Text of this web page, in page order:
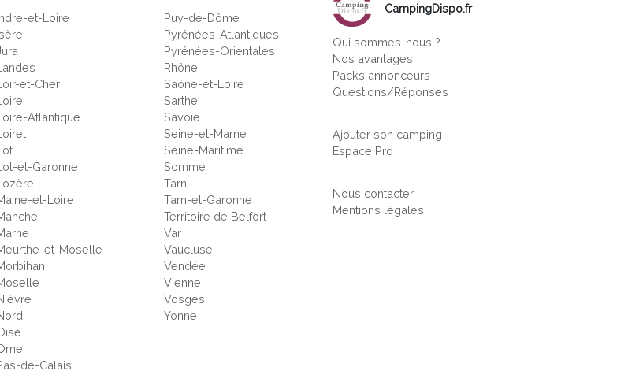
et-Loire
Jura
et-Cher
Atlantique
et-Garonne
et-Loire
et-Moselle
de-Calais
Puy-de-Dôme
Pyrénées-Atlantiques
Pyrénées-Orientales
Rhône
Saône-et-Loire
Sarthe
Savoie
Seine-et-Marne
Seine-Maritime
Somme
Tarn
Tarn-et-Garonne
Territoire de Belfort
Var
Vaucluse
Vendée
Vienne
Vosges
Yonne
CampingDispo.fr
Qui sommes-nous ?
Nos avantages
Packs annonceurs
Questions/Réponses
Ajouter son camping
Espace Pro
Nous contacter
Mentions légales